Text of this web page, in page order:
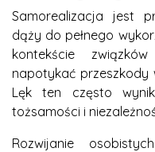
Samorealizacja jest
dąży do pełnego
kontekście
napotykać przeszkody
Lęk ten często
tożsamości i
Rozwijanie